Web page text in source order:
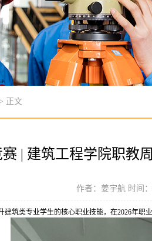
> 正文
赛 | 建筑工程学院职教
作者：姜宇航 时间：
筑类专业学生的核心职业技能，在2026年职